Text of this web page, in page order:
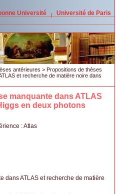
Université Université de Paris
antérieures > Propositions de thèses
et recherche de matière noire dans
manquante dans ATLAS
en deux photons
: Atlas
dans ATLAS et recherche de matière